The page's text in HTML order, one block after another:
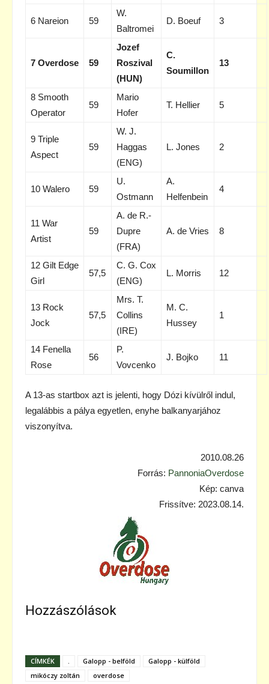
6 Nareion 59
W.
Baltromei
D. Boeuf 3
7 Overdose 59
Jozef
Roszival
(HUN)
C.
Soumillon
13
8 Smooth
Operator
59
Mario
Hofer
T. Hellier 5
9 Triple
Aspect
59
W. J.
Haggas
(ENG)
L. Jones 2
10 Walero 59
U.
Ostmann
A.
Helfenbein
4
11 War
Artist
59
A. de R.-
Dupre
(FRA)
A. de Vries 8
12 Gilt Edge
Girl
57,5
C. G. Cox
(ENG)
L. Morris 12
13 Rock
Jock
57,5
Mrs. T.
Collins
(IRE)
M. C.
Hussey
1
14 Fenella
Rose
56
P.
Vovcenko
J. Bojko 11
A 13-as startbox azt is jelenti, hogy Dózi kívülről indul,
legalábbis a pálya egyetlen, enyhe balkanyarjához
viszonyítva.
2010.08.26
Forrás: PannoniaOverdose
Kép: canva
Frissítve: 2023.08.14.
Hozzászólások
CÍMKÉK Galopp - belföld
Galopp - külföld
mikóczy zoltán
overdose